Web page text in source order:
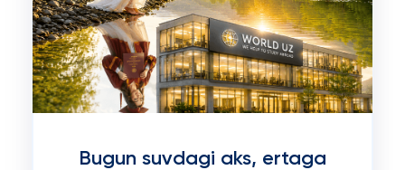
Bugun suvdagi aks, ertaga